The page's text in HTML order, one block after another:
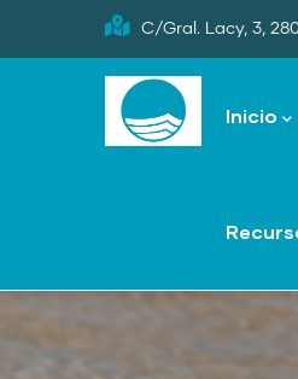
to
C/Gral. Lacy, 3,
Inicio